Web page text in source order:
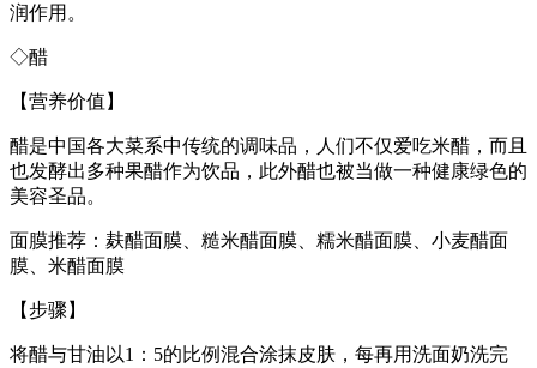
润作用。
◇醋
【营养价值】
醋是中国各大菜系中传统的调味品，人们不仅爱吃米醋，而且
也发酵出多种果醋作为饮品，此外醋也被当做一种健康绿色的
美容圣品。
面膜推荐：麸醋面膜、糙米醋面膜、糯米醋面膜、小麦醋面
膜、米醋面膜
【步骤】
将醋与甘油以1：5的比例混合涂抹皮肤，每再用洗面奶洗完